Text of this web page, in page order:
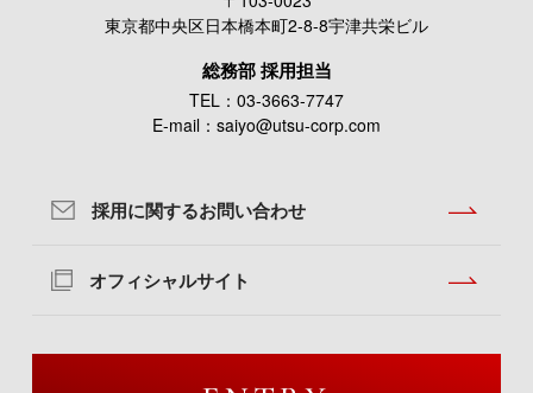
東京都中央区日本橋本町2-8-8宇津共栄ビル
総務部 採用担当
TEL： 03-3663-7747
E-mail： saiyo@utsu-corp.com
採用に関するお問い合わせ
オフィシャルサイト